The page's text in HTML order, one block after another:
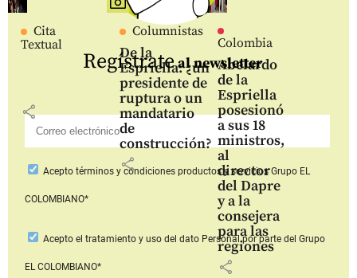
Cita
Textual
share
Columnistas
De la
Espriella: ¿un
presidente de
ruptura o un
mandatario
de
construcción?
share
Colombia
Abelardo
de la
Espriella
posesionó
a sus 18
ministros,
al
director
del Dapre
y a la
consejera
para las
regiones
share
Regístrateal newsletter
Aceptotérminos y condiciones productos y serviciosGrupo EL
COLOMBIANO*
Acepto el tratamiento y uso del dato Personalpor parte del Grupo
EL COLOMBIANO*